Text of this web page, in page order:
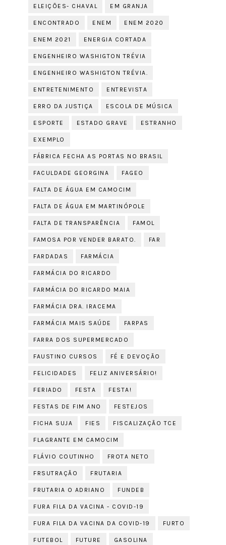
ELEIÇÕES- CHAVAL EM GRANJA
ENCONTRADO ENEM ENEM 2020
ENEM 2021 ENERGIA CORTADA
ENGENHEIRO WASHIGTON TRÉVIA
ENGENHEIRO WASHIGTON TRÉVIA.
ENTRETENIMENTO ENTREVISTA
ERRO DA JUSTIÇA ESCOLA DE MÚSICA
ESPORTE ESTADO GRAVE ESTRANHO
EXEMPLO
FÁBRICA FECHA AS PORTAS NO BRASIL
FACULDADE GEORGINA FAGEO
FALTA DE ÁGUA EM CAMOCIM
FALTA DE ÁGUA EM MARTINÓPOLE
FALTA DE TRANSPARÊNCIA FAMOL
FAMOSA POR VENDER BARATO. FAR
FARDADAS FARMÁCIA
FARMÁCIA DO RICARDO
FARMÁCIA DO RICARDO MAIA
FARMÁCIA DRA. IRACEMA
FARMÁCIA MAIS SAÚDE FARPAS
FARRA DOS SUPERMERCADO
FAUSTINO CURSOS FÉ E DEVOÇÃO
FELICIDADES FELIZ ANIVERSÁRIO!
FERIADO FESTA FESTA!
FESTAS DE FIM ANO FESTEJOS
FICHA SUJA FIES FISCALIZAÇÃO TCE
FLAGRANTE EM CAMOCIM
FLÁVIO COUTINHO FROTA NETO
FRSUTRAÇÃO FRUTARIA
FRUTARIA O ADRIANO FUNDEB
FURA FILA DA VACINA - COVID-19
FURA FILA DA VACINA DA COVID-19 FURTO
FUTEBOL FUTURE GASOLINA